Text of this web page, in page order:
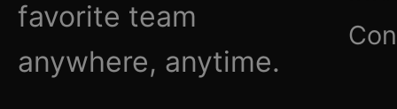
favorite team
anywhere, anytime.